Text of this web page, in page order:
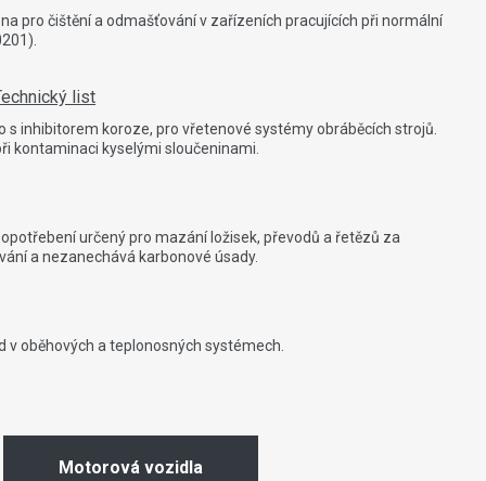
pro čištění a odmašťování v zařízeních pracujících při normální
list
inhibitorem koroze, pro vřetenové systémy obráběcích strojů.
kontaminaci kyselými sloučeninami.
určený pro mazání ložisek, převodů a řetězů za
a nezanechává karbonové úsady.
oběhových a teplonosných systémech.
Motorová vozidla